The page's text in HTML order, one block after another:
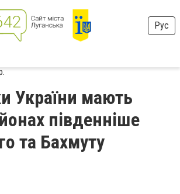
Рус
України мають
південніше
та Бахмуту